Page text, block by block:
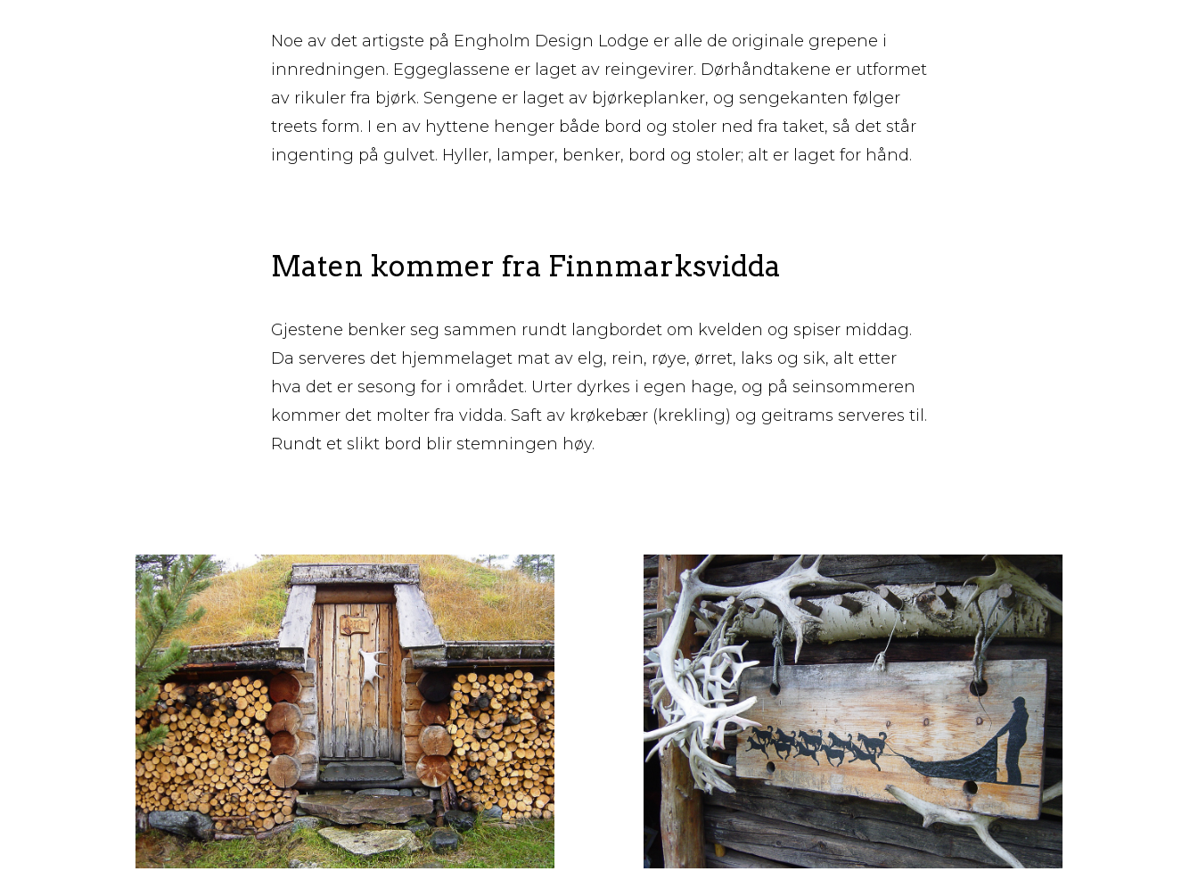
Noe av det artigste på Engholm Design Lodge er alle de originale grepene i
innredningen. Eggeglassene er laget av reingevirer. Dørhåndtakene er utformet
av rikuler fra bjørk. Sengene er laget av bjørkeplanker, og sengekanten følger
treets form. I en av hyttene henger både bord og stoler ned fra taket, så det står
ingenting på gulvet. Hyller, lamper, benker, bord og stoler; alt er laget for hånd.
Maten kommer fra Finnmarksvidda
Gjestene benker seg sammen rundt langbordet om kvelden og spiser middag.
Da serveres det hjemmelaget mat av elg, rein, røye, ørret, laks og sik, alt etter
hva det er sesong for i området. Urter dyrkes i egen hage, og på seinsommeren
kommer det molter fra vidda. Saft av krøkebær (krekling) og geitrams serveres til.
Rundt et slikt bord blir stemningen høy.